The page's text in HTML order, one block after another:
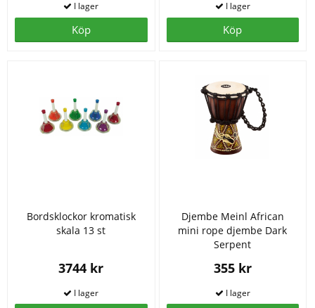
Köp Köp
Bordsklockor kromatisk
skala 13 st
3744 kr
Djembe Meinl African
mini rope djembe Dark
Serpent
355 kr